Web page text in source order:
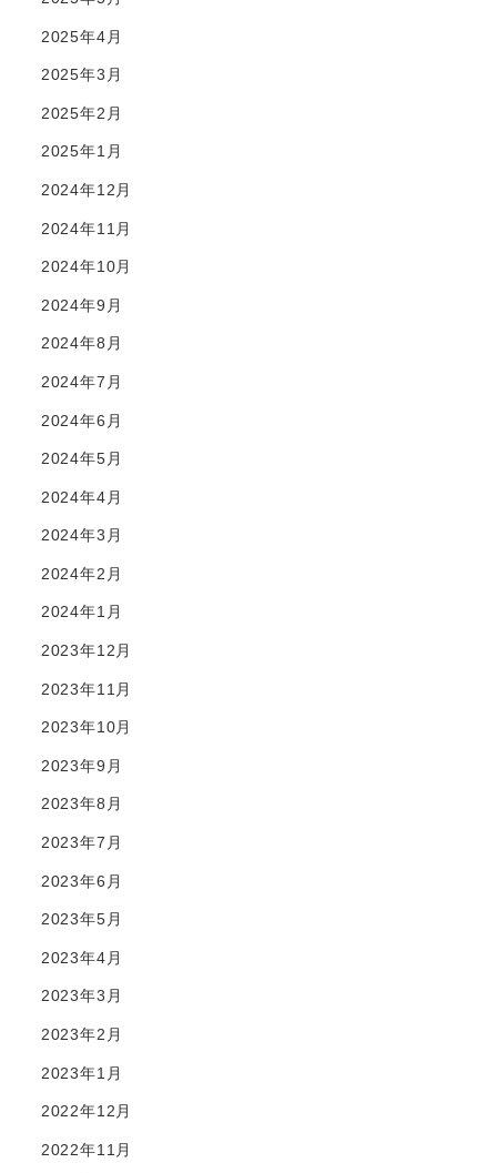
2025年4月
2025年3月
2025年2月
2025年1月
2024年12月
2024年11月
2024年10月
2024年9月
2024年8月
2024年7月
2024年6月
2024年5月
2024年4月
2024年3月
2024年2月
2024年1月
2023年12月
2023年11月
2023年10月
2023年9月
2023年8月
2023年7月
2023年6月
2023年5月
2023年4月
2023年3月
2023年2月
2023年1月
2022年12月
2022年11月